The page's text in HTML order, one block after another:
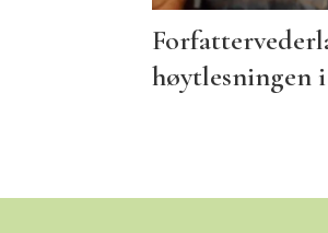
høytlesningen